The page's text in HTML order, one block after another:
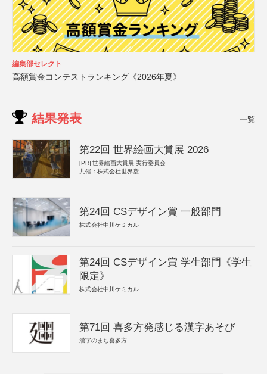
編集部セレクト
高額賞金コンテストランキング《2026年夏》
結果発表 一覧
第22回 世界絵画大賞展 2026
[PR] 世界絵画大賞展 実行委員会
共催：株式会社世界堂
第24回 CSデザイン賞 一般部門
株式会社中川ケミカル
第24回 CSデザイン賞 学生部門《学生
限定》
株式会社中川ケミカル
第71回 喜多方発感じる漢字あそび
漢字のまち喜多方